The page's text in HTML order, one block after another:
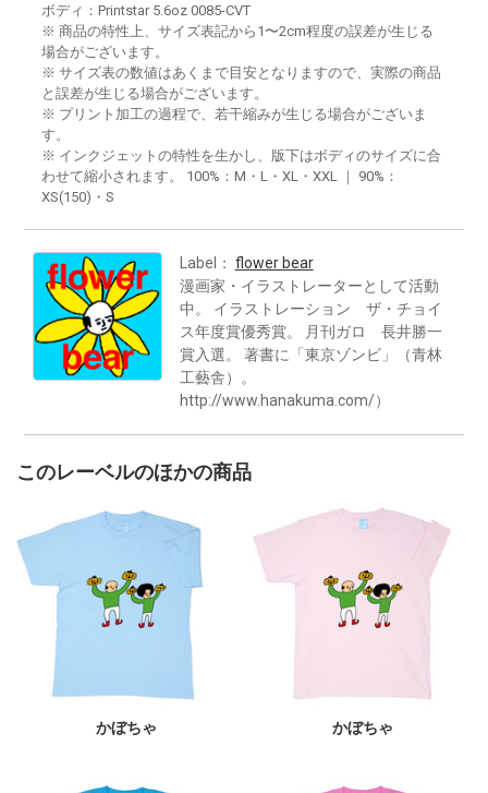
ボディ：Printstar 5.6oz 0085-CVT
※ 商品の特性上、サイズ表記から1〜2cm程度の誤差が生じる
場合がございます。
※ サイズ表の数値はあくまで目安となりますので、実際の商品
と誤差が生じる場合がございます。
※ プリント加工の過程で、若干縮みが生じる場合がございま
す。
※ インクジェットの特性を生かし、版下はボディのサイズに合
わせて縮小されます。 100%：M・L・XL・XXL ｜ 90%：
XS(150)・S
Label： flower bear
漫画家・イラストレーターとして活動
中。 イラストレーション ザ・チョイ
ス年度賞優秀賞。 月刊ガロ 長井勝一
賞入選。 著書に「東京ゾンビ」（青林
工藝舎）。
http://www.hanakuma.com/）
このレーベルのほかの商品
かぼちゃ かぼちゃ